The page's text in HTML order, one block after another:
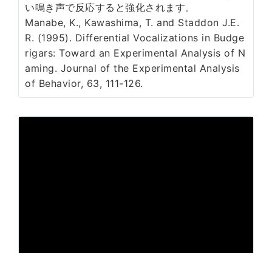
い鳴き声で反応すると強化されます。
Manabe, K., Kawashima, T. and Staddon J.E.
R. (1995). Differential Vocalizations in Budge
rigars: Toward an Experimental Analysis of N
aming. Journal of the Experimental Analysis
of Behavior, 63, 111-126.